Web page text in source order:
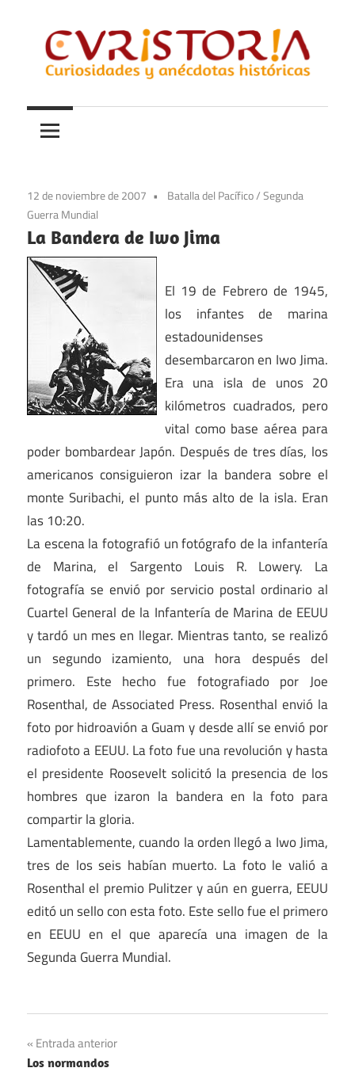
contenido
Curistoria
y
anécdotas
historia
12 de noviembre de 2007 Batalla del Pacífico/Segunda
Guerra Mundial
La Bandera de Iwo Jima
El 19 de Febrero de 1945,
los infantes de marina
estadounidenses
desembarcaron en Iwo Jima.
Era una isla de unos 20
kilómetros cuadrados, pero
vital como base aérea para
poder bombardear Japón. Después de tres días, los
americanos consiguieron izar la bandera sobre el
monte Suribachi, el punto más alto de la isla. Eran
las 10:20.
La escena la fotografió un fotógrafo de la infantería
de Marina, el Sargento Louis R. Lowery. La
fotografía se envió por servicio postal ordinario al
Cuartel General de la Infantería de Marina de EEUU
y tardó un mes en llegar. Mientras tanto, se realizó
un segundo izamiento, una hora después del
primero. Este hecho fue fotografiado por Joe
Rosenthal, de Associated Press. Rosenthal envió la
foto por hidroavión a Guam y desde allí se envió por
radiofoto a EEUU. La foto fue una revolución y hasta
el presidente Roosevelt solicitó la presencia de los
hombres que izaron la bandera en la foto para
compartir la gloria.
Lamentablemente, cuando la orden llegó a Iwo Jima,
tres de los seis habían muerto. La foto le valió a
Rosenthal el premio Pulitzer y aún en guerra, EEUU
editó un sello con esta foto. Este sello fue el primero
en EEUU en el que aparecía una imagen de la
Segunda Guerra Mundial.
Navegación
de
Entrada anterior
Los normandos